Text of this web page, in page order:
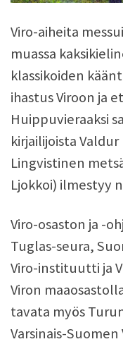
Viro-aiheita
muassa
klassikoiden
ihastus Viroon ja
Huippuvieraaksi
kirjailijoista
Lingvistinen
Ljokkoi) ilmestyy
Viro-osaston ja -
Tuglas-seura,
Viro-instituutti ja
Viron
tavata myös
Varsinais-